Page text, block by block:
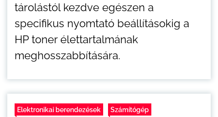
tárolástól kezdve egészen a
specifikus nyomtató beállításokig a
HP toner élettartalmának
meghosszabbítására.
Elektronikai berendezések Számítógép